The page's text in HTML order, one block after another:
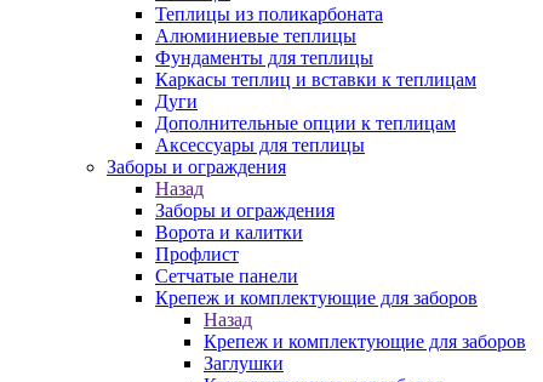
Теплицы из поликарбоната
Алюминиевые теплицы
Фундаменты для теплицы
Каркасы теплиц и вставки к теплицам
Дуги
Дополнительные опции к теплицам
Аксессуары для теплицы
Заборы и ограждения
Назад
Заборы и ограждения
Ворота и калитки
Профлист
Сетчатые панели
Крепеж и комплектующие для заборов
Назад
Крепеж и комплектующие для заборов
Заглушки